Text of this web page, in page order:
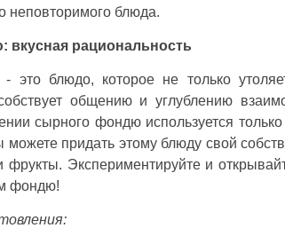
неповторимого блюда.
рациональность
блюдо, которое не только
общению и углублению
сырного фондю используется
можете придать этому блюду свой
Экспериментируйте и
фондю!